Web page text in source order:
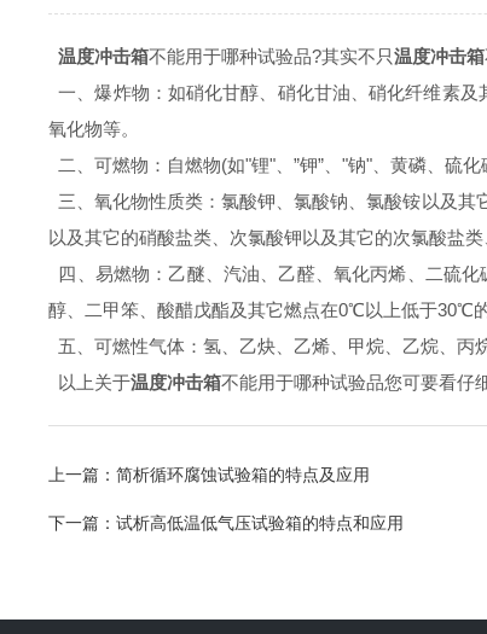
温度冲击箱不能用于哪种试验品?其实不只温度冲击箱
一、爆炸物：如硝化甘醇、硝化甘油、硝化纤维素
氧化物等。
二、可燃物：自燃物(如"锂"、”钾”、"钠"、黄磷、硫
三、氧化物性质类：氯酸钾、氯酸钠、氯酸铵以及
以及其它的硝酸盐类、次氯酸钾以及其它的次氯酸盐
四、易燃物：乙醚、汽油、乙醛、氧化丙烯、二硫
醇、二甲笨、酸醋戊酯及其它燃点在0℃以上低于30℃
五、可燃性气体：氢、乙炔、乙烯、甲烷、乙烷、
以上关于温度冲击箱不能用于哪种试验品您可要看仔
上一篇： 简析循环腐蚀试验箱的特点及应用
下一篇： 试析高低温低气压试验箱的特点和应用